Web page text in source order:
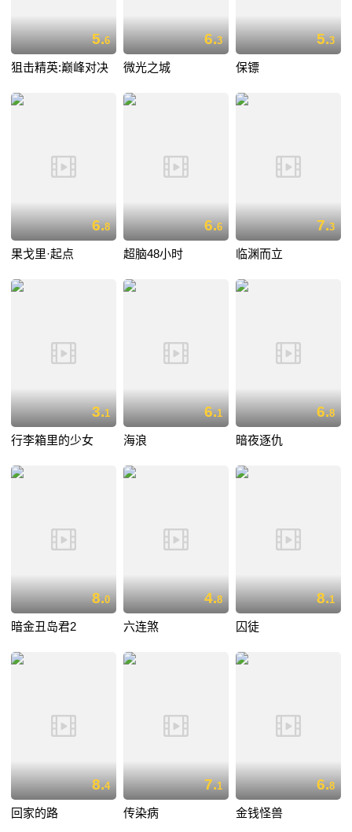
5.6
狙击精英:巅峰对决
6.3
微光之城
5.3
保镖
6.8
果戈里·起点
6.6
超脑48小时
7.3
临渊而立
3.1
行李箱里的少女
6.1
海浪
6.8
暗夜逐仇
8.0
暗金丑岛君2
4.8
六连煞
8.1
囚徒
8.4
回家的路
7.1
传染病
6.8
金钱怪兽